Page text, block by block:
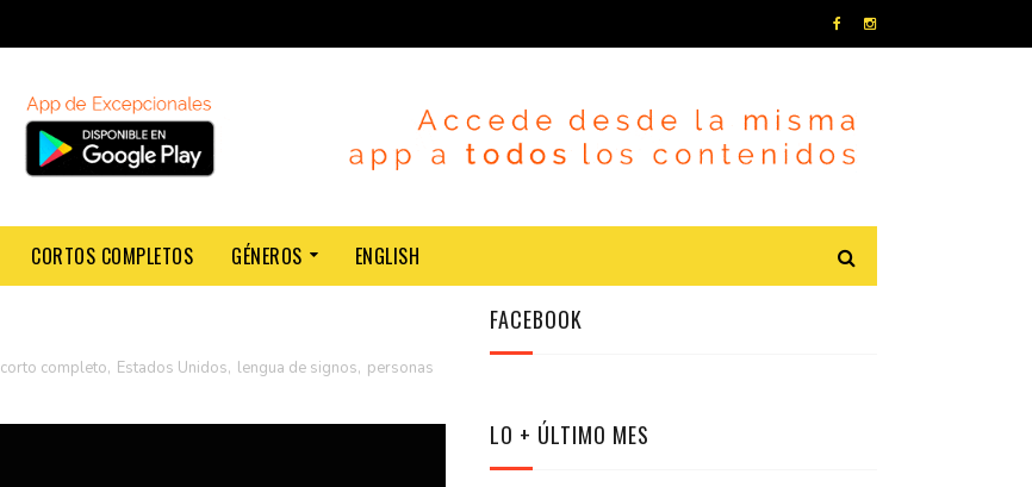
CORTOS COMPLETOS GÉNEROS ENGLISH
corto completo, Estados Unidos, lengua de signos, personas
FACEBOOK
LO + ÚLTIMO MES